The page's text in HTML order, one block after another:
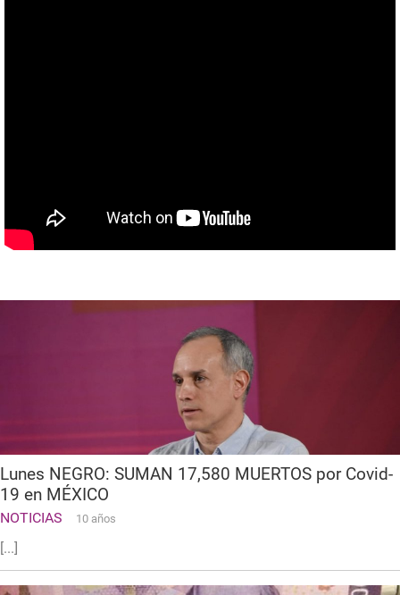
Lunes NEGRO: SUMAN 17,580 MUERTOS por Covid-
19 en MÉXICO
NOTICIAS 10 años
[...]